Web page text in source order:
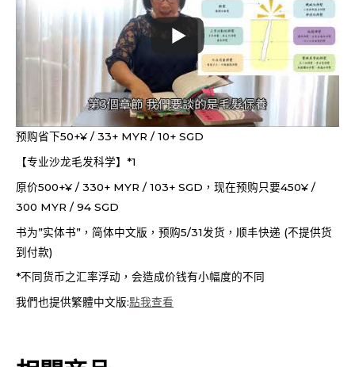
预购省下50+¥ / 33+ MYR / 10+ SGD
【专业沙龙毛发科学】*1
原价500+¥ / 330+ MYR / 103+ SGD，现在预购只要450¥ /
300 MYR / 94 SGD
书为”实体书”，简体中文版，预购5/31发货，顺丰快递 (不提供货
到付款)
*不同货币之汇率浮动，会造成价钱有小幅度的不同
我們也提供繁體中文版:點我查看